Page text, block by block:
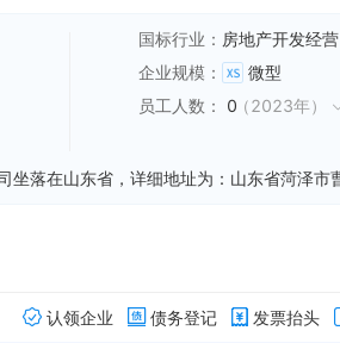
国标行业： 房地产开发经营
企业规模 ：
微型
员工人数 ： 0（2023年）
认领企业 债务登记 发票抬头